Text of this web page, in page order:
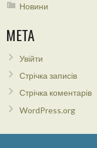
Новини
МЕТА
Увійти
Стрічка записів
Стрічка коментарів
WordPress.org